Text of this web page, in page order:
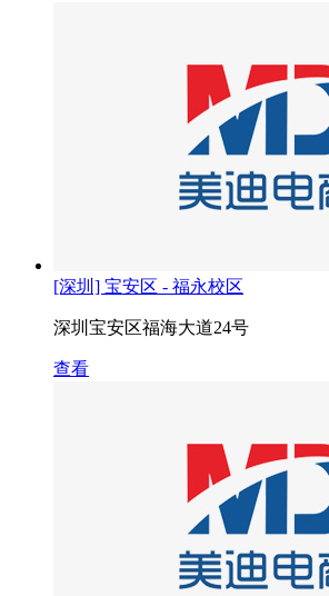
[深圳] 宝安区 - 福永校区
深圳宝安区福海大道24号
查看